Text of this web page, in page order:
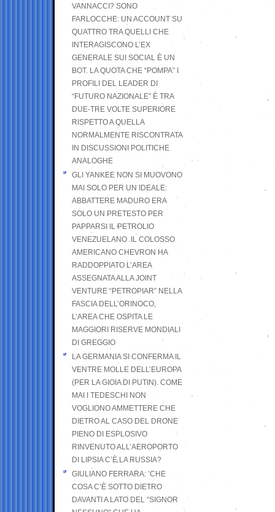
VANNACCI? SONO
FARLOCCHE: UN ACCOUNT SU
QUATTRO TRA QUELLI CHE
INTERAGISCONO L’EX
GENERALE SUI SOCIAL È UN
BOT. LA QUOTA CHE “POMPA” I
PROFILI DEL LEADER DI
“FUTURO NAZIONALE” È TRA
DUE-TRE VOLTE SUPERIORE
RISPETTO A QUELLA
NORMALMENTE RISCONTRATA
IN DISCUSSIONI POLITICHE
ANALOGHE
GLI YANKEE NON SI MUOVONO
MAI SOLO PER UN IDEALE:
ABBATTERE MADURO ERA
SOLO UN PRETESTO PER
PAPPARSI IL PETROLIO
VENEZUELANO .IL COLOSSO
AMERICANO CHEVRON HA
RADDOPPIATO L’AREA
ASSEGNATA ALLA JOINT
VENTURE “PETROPIAR” NELLA
FASCIA DELL’ORINOCO,
L’AREA CHE OSPITA LE
MAGGIORI RISERVE MONDIALI
DI GREGGIO
LA GERMANIA SI CONFERMA IL
VENTRE MOLLE DELL’EUROPA
(PER LA GIOIA DI PUTIN). COME
MAI I TEDESCHI NON
VOGLIONO AMMETTERE CHE
DIETRO AL CASO DEL DRONE
PIENO DI ESPLOSIVO
RINVENUTO ALL’AEROPORTO
DI LIPSIA C’È LA RUSSIA?
GIULIANO FERRARA: ’CHE
COSA C’È SOTTO DIETRO
DAVANTI A LATO DEL “SIGNOR